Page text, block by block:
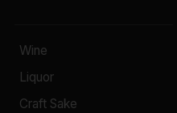
Wine
Liquor
Craft Sake